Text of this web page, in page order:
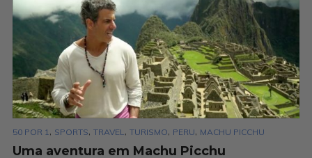
50 POR 1 , SPORTS, TRAVEL , TURISMO, PERU, MACHU PICCHU
Uma aventura em Machu Picchu